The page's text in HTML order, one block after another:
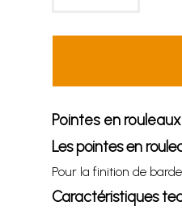
Pointes en
Les pointes en
Pour la finition de
Caractéristiques